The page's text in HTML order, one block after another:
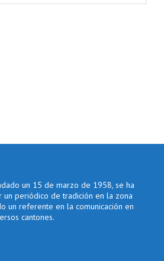
un 15 de marzo de 1958, se ha
un periódico de tradición en la zona
un referente en la comunicación en
cantones.